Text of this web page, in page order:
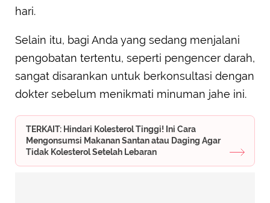
hari.
Selain itu, bagi Anda yang sedang menjalani
pengobatan tertentu, seperti pengencer darah,
sangat disarankan untuk berkonsultasi dengan
dokter sebelum menikmati minuman jahe ini.
TERKAIT: Hindari Kolesterol Tinggi! Ini Cara
Mengonsumsi Makanan Santan atau Daging Agar
Tidak Kolesterol Setelah Lebaran